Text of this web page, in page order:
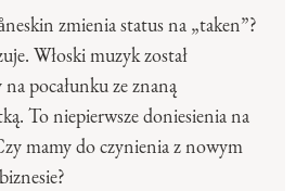
zmienia status na „taken”?
Włoski muzyk został
pocałunku ze znaną
To niepierwsze doniesienia na
mamy do czynienia z nowym